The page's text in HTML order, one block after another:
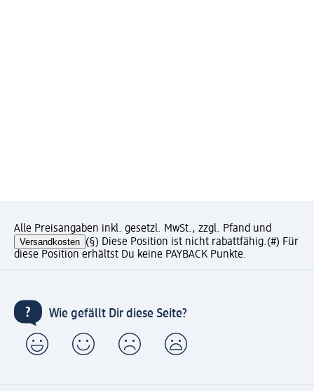
Alle Preisangaben inkl. gesetzl. MwSt., zzgl. Pfand und
Versandkosten (§) Diese Position ist nicht rabattfähig.(#) Für
diese Position erhältst Du keine PAYBACK Punkte.
Wie gefällt Dir diese Seite?